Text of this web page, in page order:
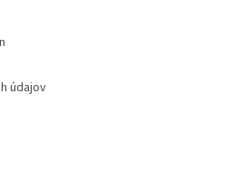
údajov